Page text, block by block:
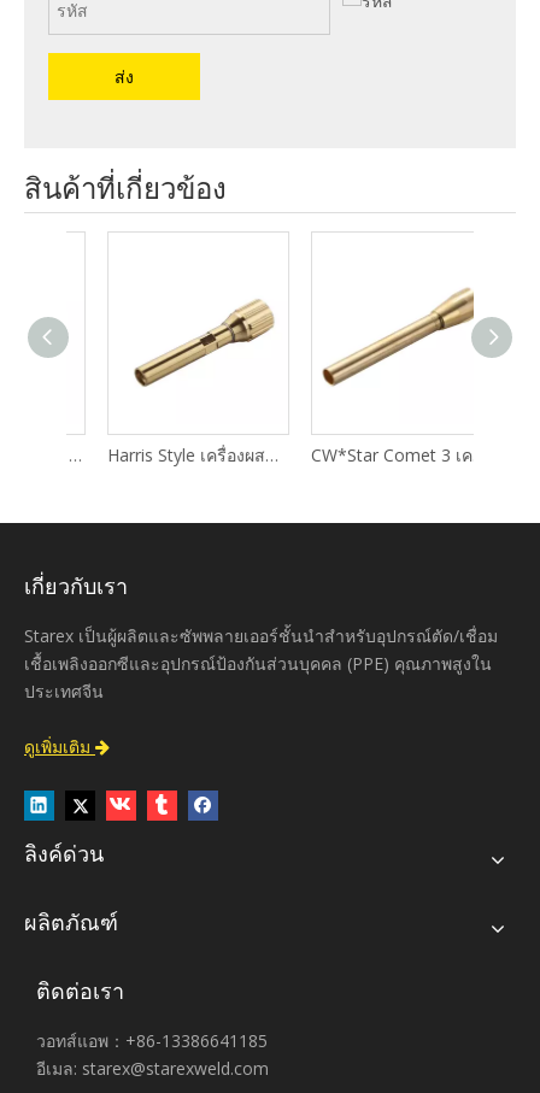
ส่ง
สินค้าที่เกี่ยวข้อง
Harris Style เครื่องผสมก๊าซเชื้อเพลิงทั้งหมด E3-43 E2-43 และ D-85 CW*Star Comet 3 เครื่องผสมความร้อน ประเภท 574
เกี่ยวกับเรา
Starex เป็นผู้ผลิตและซัพพลายเออร์ชั้นนำสำหรับอุปกรณ์ตัด/เชื่อม
เชื้อเพลิงออกซีและอุปกรณ์ป้องกันส่วนบุคคล (PPE) คุณภาพสูงใน
ประเทศจีน
ดูเพิ่มเติม 
ลิงค์ด่วน
ผลิตภัณฑ์
ติดต่อเรา
วอทส์แอพ：+86-13386641185
อีเมล: starex@starexweld.com